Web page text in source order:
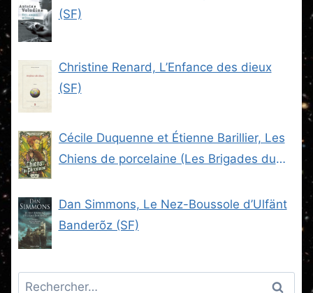
(SF)
Christine Renard, L’Enfance des dieux
(SF)
Cécile Duquenne et Étienne Barillier, Les
Chiens de porcelaine (Les Brigades du
Dan Simmons, Le Nez-Boussole d’Ulfänt
Banderõz (SF)
Rechercher :